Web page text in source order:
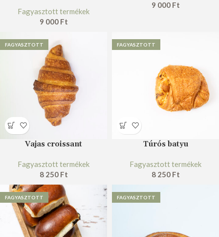
Fagyasztott termékek
9 000 Ft
9 000 Ft
FAGYASZTOTT
Vajas croissant
Fagyasztott termékek
8 250 Ft
FAGYASZTOTT
Túrós batyu
Fagyasztott termékek
8 250 Ft
FAGYASZTOTT FAGYASZTOTT